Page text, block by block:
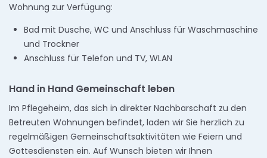
Wohnung zur Verfügung:
Bad mit Dusche, WC und Anschluss für Waschmaschine
und Trockner
Anschluss für Telefon und TV, WLAN
Hand in Hand Gemeinschaft leben
Im Pflegeheim, das sich in direkter Nachbarschaft zu den
Betreuten Wohnungen befindet, laden wir Sie herzlich zu
regelmäßigen Gemeinschaftsaktivitäten wie Feiern und
Gottesdiensten ein. Auf Wunsch bieten wir Ihnen